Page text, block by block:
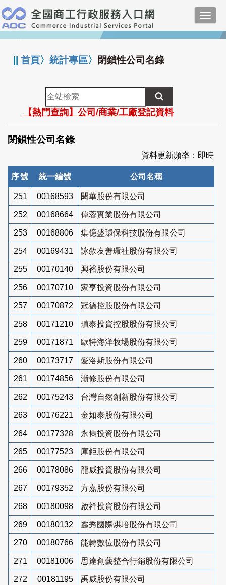
跳
到
主
要
:::
||首頁〉統計專區〉 閉鎖性公司名錄
全
站
檢
索
【熱門查詢】公司/商業/工廠登記資料
閉鎖性公司名錄
資料更新頻率：即時
序號 統一編號 公司名稱
251 00168593 閎華股份有限公司
252 00168664 偉蓉實業股份有限公司
253 00168806 集億盛環保科技股份有限公司
254 00169431 詠敘友善環社股份有限公司
255 00170140 興裕股份有限公司
256 00170710 家亨投資股份有限公司
257 00170872 冠德控股股份有限公司
258 00171210 瑱泰投資控股股份有限公司
259 00171871 歐特海洋牧場股份有限公司
260 00173717 愛洛斯股份有限公司
261 00174856 漸修股份有限公司
262 00175243 台灣自然創新股份有限公司
263 00176221 金如泰股份有限公司
264 00177328 永雋投資股份有限公司
265 00177523 庫鉅股份有限公司
266 00178086 龍威投資股份有限公司
267 00179352 方嘉股份有限公司
268 00180098 啟祥投資股份有限公司
269 00180132 鑫秀國際烘培股份有限公司
270 00180766 能轉數位股份有限公司
271 00181006 思達創藝整合行銷股份有限公司
272 00181195 禹威股份有限公司